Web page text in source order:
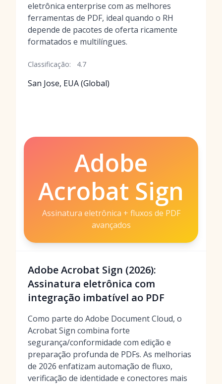
eletrônica enterprise com as melhores
ferramentas de PDF, ideal quando o RH
depende de pacotes de oferta ricamente
formatados e multilíngues.
Classificação: 4.7
San Jose, EUA (Global)
Adobe
Acrobat Sign
Assinatura eletrônica + fluxos de PDF
avançados
Adobe Acrobat Sign (2026):
Assinatura eletrônica com
integração imbatível ao PDF
Como parte do Adobe Document Cloud, o
Acrobat Sign combina forte
segurança/conformidade com edição e
preparação profunda de PDFs. As melhorias
de 2026 enfatizam automação de fluxo,
verificação de identidade e conectores mais